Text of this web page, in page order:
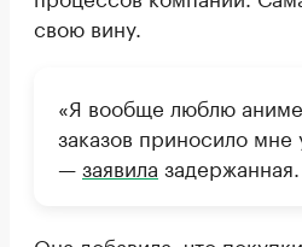
свою вину.
«Я вообще люблю
заказов приносило мне
—заявила задержанная.